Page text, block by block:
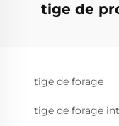
tige de
tige de forage
tige de forage